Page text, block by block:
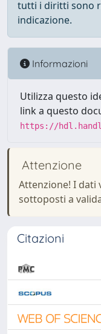
tutti i diritti sono
indicazione.
Informazioni
Utilizza questo
link a questo
https://
Attenzione
Attenzione! I dati
sottoposti a
Citazioni